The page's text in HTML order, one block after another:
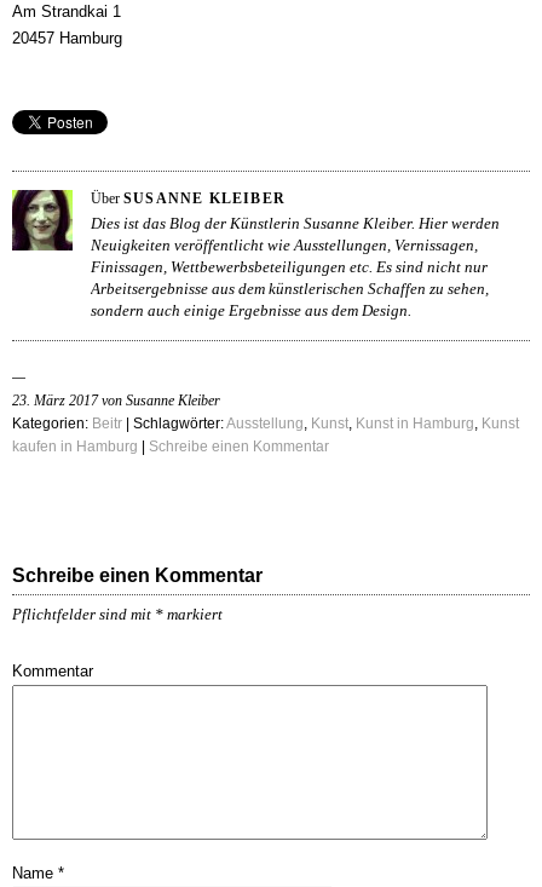
Am Strandkai 1
20457 Hamburg
Über SUSANNE KLEIBER
Dies ist das Blog der Künstlerin Susanne Kleiber. Hier werden
Neuigkeiten veröffentlicht wie Ausstellungen, Vernissagen,
Finissagen, Wettbewerbsbeteiligungen etc. Es sind nicht nur
Arbeitsergebnisse aus dem künstlerischen Schaffen zu sehen,
sondern auch einige Ergebnisse aus dem Design.
23. März 2017 von Susanne Kleiber
Kategorien: Beitr | Schlagwörter:Ausstellung, Kunst, Kunst in Hamburg, Kunst
kaufen in Hamburg
Schreibe einen Kommentar
Schreibe einen Kommentar
Pflichtfelder sind mit * markiert
Kommentar
Name *